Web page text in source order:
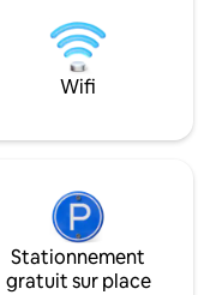
Rochester et
dégagées en
du coronavirus
d'informations ci-
Wifi
Stationnement
gratuit sur place